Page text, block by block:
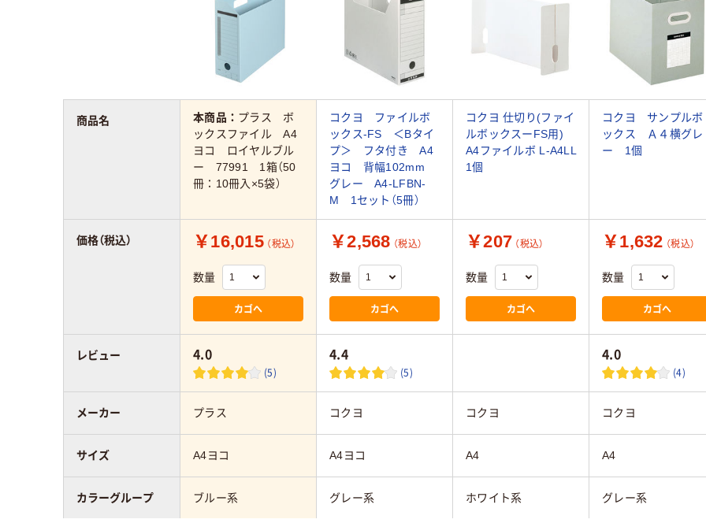
本商品： プラス ボ
ックスファイル A4
ヨコ ロイヤルブル
ー 77991 1箱（50
冊：10冊入×5袋）
コクヨ ファイルボ
ックス-FS ＜Bタイ
プ＞ フタ付き A4
ヨコ 背幅102mm
グレー A4-LFBN-
M 1セット（5冊）
コクヨ 仕切り(ファイ
ルボックスーFS用)
A4ファイルボ L-A4LL
1個
コクヨ サンプルボ
ックス Ａ４横グレ
ー 1個
￥16,015 （税込）
数量
カゴへ
￥2,568 （税込）
数量
カゴへ
￥207 （税込）
数量
カゴへ
￥1,632 （税込）
数量
カゴへ
4.0
(5)
4.4
(5)
4.0
(4)
プラス コクヨ コクヨ コクヨ
A4ヨコ A4ヨコ A4 A4
ブルー系 グレー系 ホワイト系 グレー系
商品名
価格（税込）
レビュー
メーカー
サイズ
カラーグループ